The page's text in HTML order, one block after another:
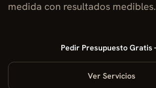
medida con resultados medibles.
Pedir Presupuesto Gratis
Ver Servicios